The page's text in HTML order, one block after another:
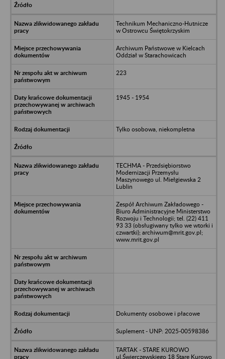
Technikum Mechaniczno-Hutnicze
w Ostrowcu Świętokrzyskim
Archiwum Państwowe w Kielcach
Oddział w Starachowicach
223
1945 - 1954
Tylko osobowa, niekompletna
TECHMA - Przedsiębiorstwo
Modernizacji Przemysłu
Maszynowego ul. Miełgiewska 2
Lublin
Zespół Archiwum Zakładowego -
Biuro Administracyjne Ministerstwo
Rozwoju i Technologii; tel. (22) 411
93 33 (obsługiwany tylko we wtorki i
czwartki); archiwum@mrit.gov.pl;
www.mrit.gov.pl
Dokumenty osobowe i płacowe
Suplement - UNP: 2025-00598386
TARTAK - STARE KUROWO
ul.Świerczewskiego 18 Stare Kurowo